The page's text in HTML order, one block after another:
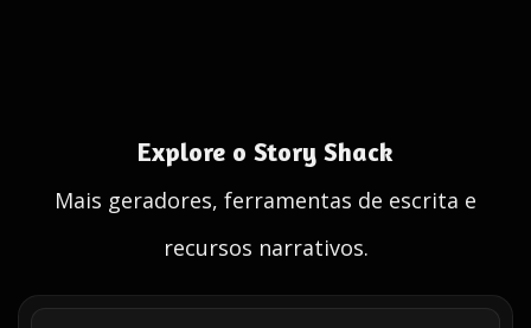
Explore o Story Shack
Mais geradores, ferramentas de escrita e
recursos narrativos.